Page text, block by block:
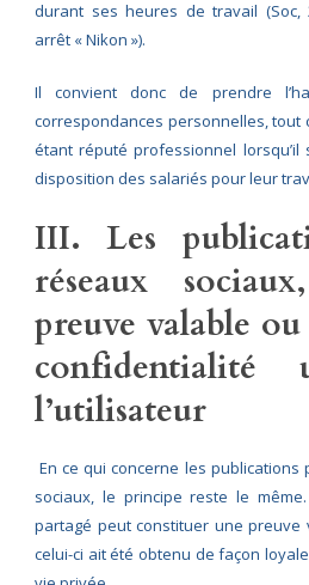
durant ses heures de travail (Soc,
arrêt « Nikon »).
Il convient donc de prendre
correspondances personnelles, tout
étant réputé professionnel lorsqu’il
disposition des salariés pour leur
III. Les
réseaux
preuve valable
confidentialité
l’utilisateur
En ce qui concerne les
sociaux, le principe reste le
partagé peut constituer une preuve
celui-ci ait été obtenu de façon